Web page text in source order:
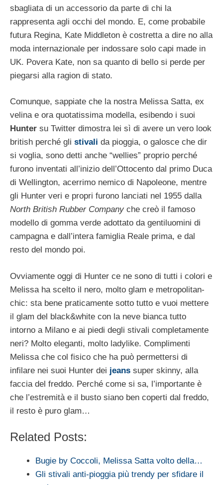
sbagliata di un accessorio da parte di chi la
rappresenta agli occhi del mondo. E, come probabile
futura Regina, Kate Middleton è costretta a dire no alla
moda internazionale per indossare solo capi made in
UK. Povera Kate, non sa quanto di bello si perde per
piegarsi alla ragion di stato.
Comunque, sappiate che la nostra Melissa Satta, ex
velina e ora quotatissima modella, esibendo i suoi
Hunter su Twitter dimostra lei sì di avere un vero look
british perché gli stivali da pioggia, o galosce che dir
si voglia, sono detti anche “wellies” proprio perché
furono inventati all’inizio dell’Ottocento dal primo Duca
di Wellington, acerrimo nemico di Napoleone, mentre
gli Hunter veri e propri furono lanciati nel 1955 dalla
North British Rubber Company che creò il famoso
modello di gomma verde adottato da gentiluomini di
campagna e dall’intera famiglia Reale prima, e dal
resto del mondo poi.
Ovviamente oggi di Hunter ce ne sono di tutti i colori e
Melissa ha scelto il nero, molto glam e metropolitan-
chic: sta bene praticamente sotto tutto e vuoi mettere
il glam del black&white con la neve bianca tutto
intorno a Milano e ai piedi degli stivali completamente
neri? Molto eleganti, molto ladylike. Complimenti
Melissa che col fisico che ha può permettersi di
infilare nei suoi Hunter dei jeans super skinny, alla
faccia del freddo. Perché come si sa, l’importante è
che l’estremità e il busto siano ben coperti dal freddo,
il resto è puro glam…
Related Posts:
Bugie by Coccoli, Melissa Satta volto della…
Gli stivali anti-pioggia più trendy per sfidare il